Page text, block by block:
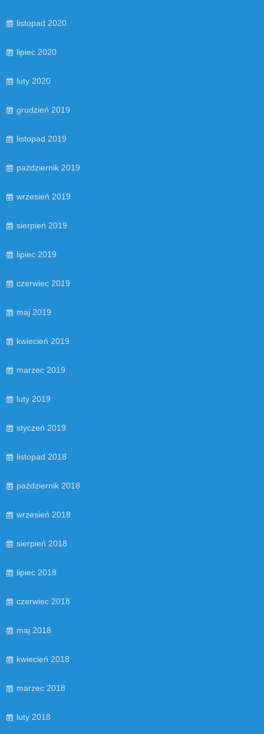
listopad 2020
lipiec 2020
luty 2020
grudzień 2019
listopad 2019
październik 2019
wrzesień 2019
sierpień 2019
lipiec 2019
czerwiec 2019
maj 2019
kwiecień 2019
marzec 2019
luty 2019
styczeń 2019
listopad 2018
październik 2018
wrzesień 2018
sierpień 2018
lipiec 2018
czerwiec 2018
maj 2018
kwiecień 2018
marzec 2018
luty 2018